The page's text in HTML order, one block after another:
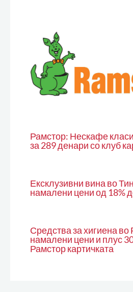
Рамстор: Нескафе
за 289 денари со клуб
Ексклузивни вина во
намалени цени од 18%
Средства за хигиена во
намалени цени и плус
Рамстор картичката